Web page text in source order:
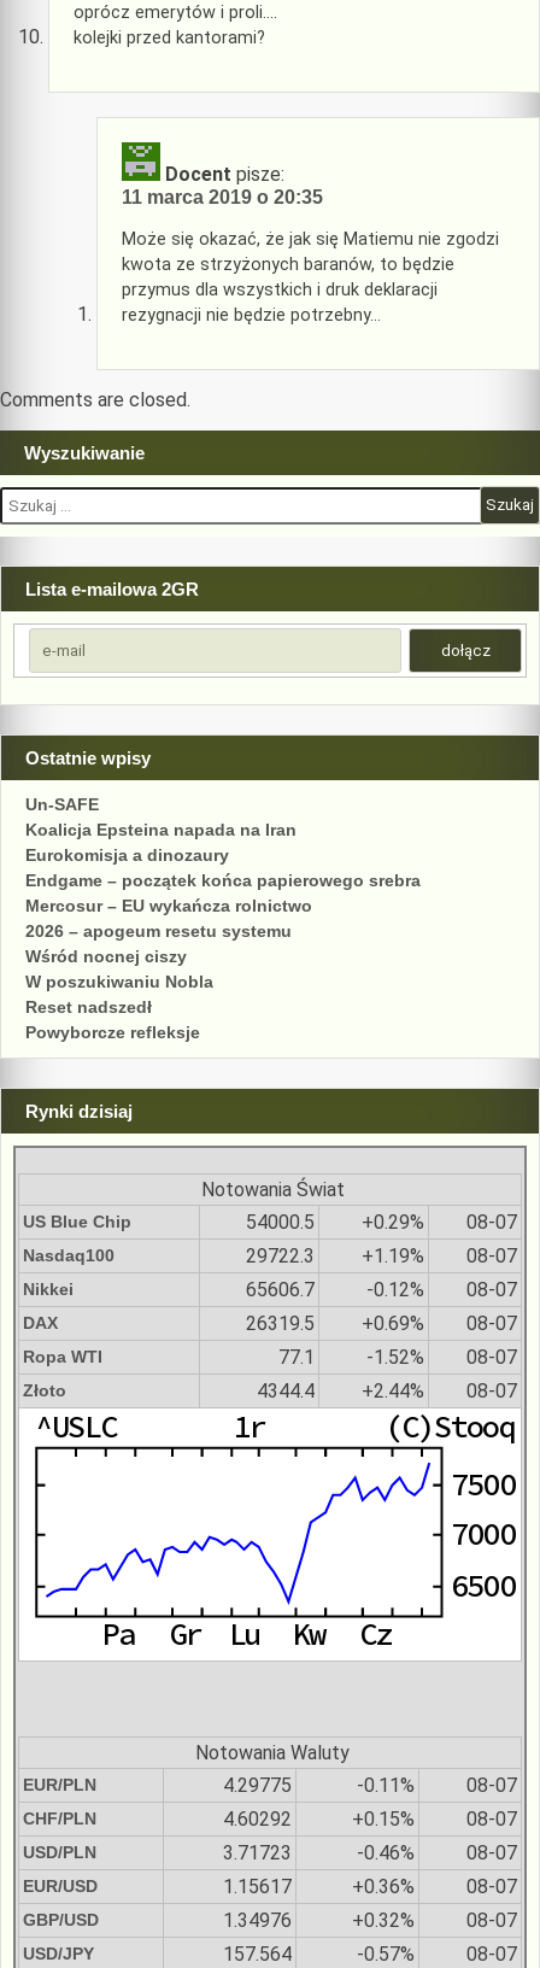
oprócz emerytów i proli….
kolejki przed kantorami?
Docent pisze:
11 marca 2019 o 20:35
Może się okazać, że jak się Matiemu nie zgodzi
kwota ze strzyżonych baranów, to będzie
przymus dla wszystkich i druk deklaracji
rezygnacji nie będzie potrzebny…
Comments are closed.
Wyszukiwanie
Szukaj:
Lista e-mailowa 2GR
Ostatnie wpisy
Un-SAFE
Koalicja Epsteina napada na Iran
Eurokomisja a dinozaury
Endgame – początek końca papierowego srebra
Mercosur – EU wykańcza rolnictwo
2026 – apogeum resetu systemu
Wśród nocnej ciszy
W poszukiwaniu Nobla
Reset nadszedł
Powyborcze refleksje
Rynki dzisiaj
Notowania Świat
US Blue Chip 54000.5 +0.29% 08-07
Nasdaq100 29722.3 +1.19% 08-07
Nikkei 65606.7 -0.12% 08-07
DAX 26319.5 +0.69% 08-07
Ropa WTI 77.1 -1.52% 08-07
Złoto 4344.4 +2.44% 08-07
Notowania Waluty
EUR/PLN 4.29775 -0.11% 08-07
CHF/PLN 4.60292 +0.15% 08-07
USD/PLN 3.71723 -0.46% 08-07
EUR/USD 1.15617 +0.36% 08-07
GBP/USD 1.34976 +0.32% 08-07
USD/JPY 157.564 -0.57% 08-07